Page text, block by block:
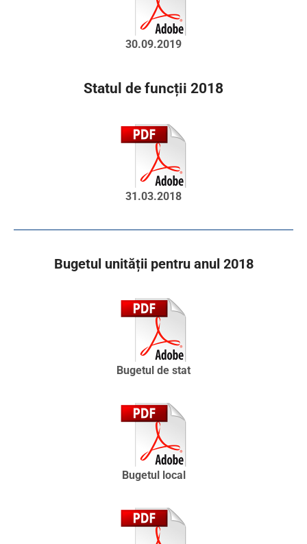
30.09.2019
Statul de funcții 2018
31.03.2018
Bugetul unității pentru anul 2018
Bugetul de stat
Bugetul local